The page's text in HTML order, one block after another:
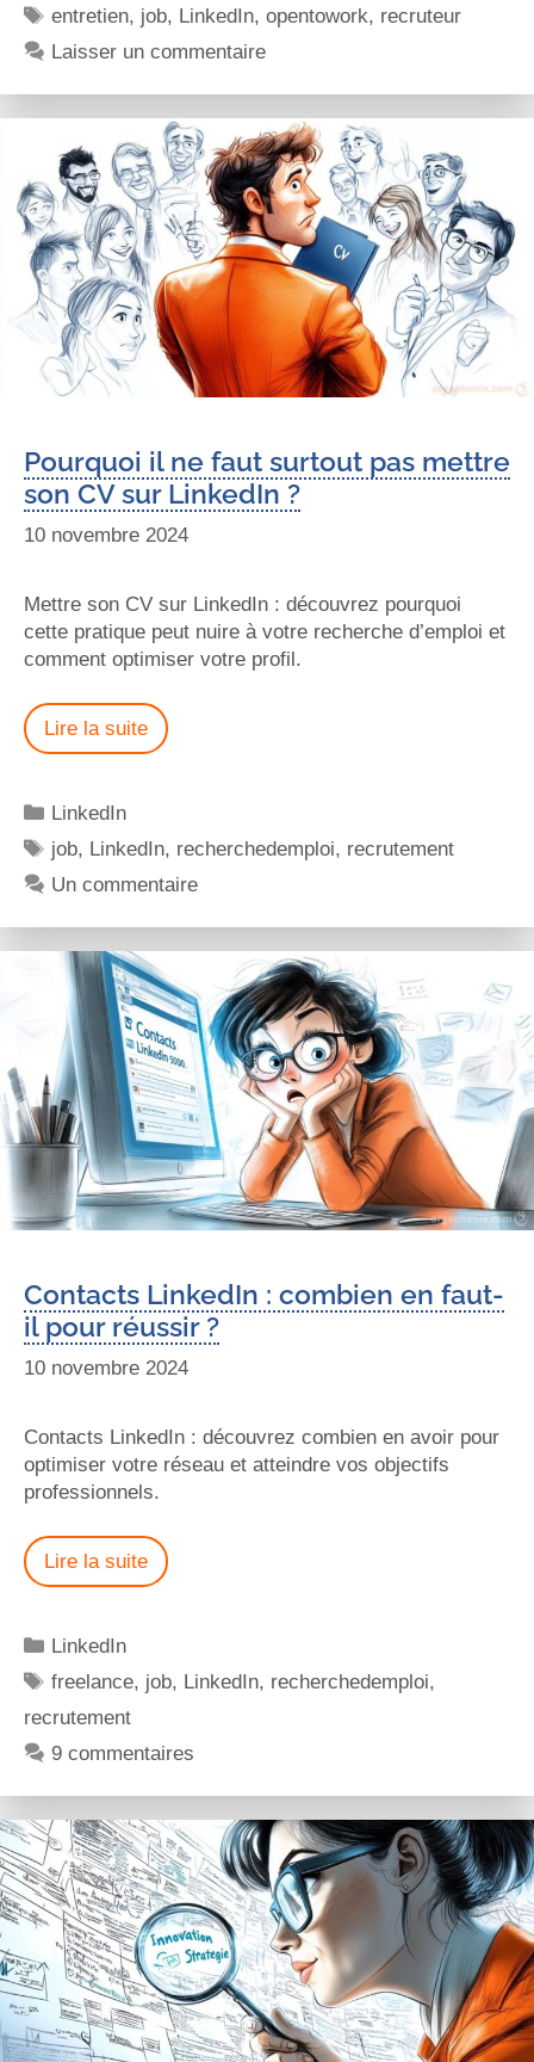
entretien, job, LinkedIn,opentowork, recruteur
Laisser un commentaire
Pourquoi il ne faut surtout pas mettre
son CV sur LinkedIn ?
10 novembre 2024
Mettre son CV sur LinkedIn : découvrez pourquoi
cette pratique peut nuire à votre recherche d’emploi et
comment optimiser votre profil.
Lire la suite
LinkedIn
job, LinkedIn, recherchedemploi, recrutement
Un commentaire
Contacts LinkedIn : combien en faut-
il pour réussir ?
10 novembre 2024
Contacts LinkedIn : découvrez combien en avoir pour
optimiser votre réseau et atteindre vos objectifs
professionnels.
Lire la suite
LinkedIn
freelance, job, LinkedIn, recherchedemploi,
recrutement
9 commentaires